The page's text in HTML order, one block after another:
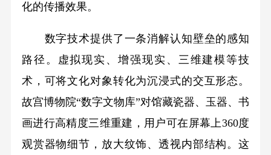
化的传播效果。
数字技术提供了一条消解认知壁垒的感知
路径。虚拟现实、增强现实、三维建模等技
术，可将文化对象转化为沉浸式的交互形态。
故宫博物院“数字文物库”对馆藏瓷器、玉器、书
画进行高精度三维重建，用户可在屏幕上360度
观赏器物细节，放大纹饰、透视内部结构。这